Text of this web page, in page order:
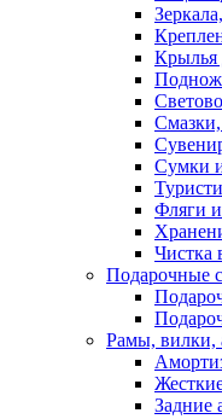
Крылья
Сумки
Фляги
Чистка
Подарочные
Рамы, вилки,
Задние